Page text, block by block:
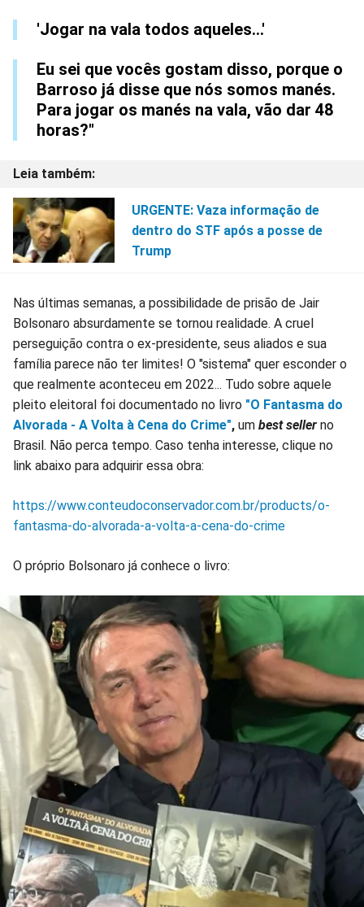
'Jogar na vala todos aqueles...'
Eu sei que vocês gostam disso, porque o
Barroso já disse que nós somos manés.
Para jogar os manés na vala, vão dar 48
horas?"
URGENTE: Vaza informação de
dentro do STF após a posse de
Trump
Nas últimas semanas, a possibilidade de prisão de Jair
Bolsonaro absurdamente se tornou realidade. A cruel
perseguição contra o ex-presidente, seus aliados e sua
família parece não ter limites! O "sistema" quer esconder o
que realmente aconteceu em 2022... Tudo sobre aquele
pleito eleitoral foi documentado no livro "O Fantasma do
Alvorada - A Volta à Cena do Crime", um best seller no
Brasil. Não perca tempo. Caso tenha interesse, clique no
link abaixo para adquirir essa obra:
https://www.conteudoconservador.com.br/products/o-
fantasma-do-alvorada-a-volta-a-cena-do-crime
O próprio Bolsonaro já conhece o livro: